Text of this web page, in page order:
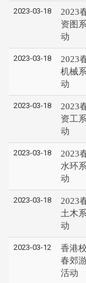
2023-03-18
2023
资图
动
2023-03-18
2023
机械
动
2023-03-18
2023
资工
动
2023-03-18
2023
水环
动
2023-03-18
2023
土木
动
2023-03-12
香港
春郊
活动